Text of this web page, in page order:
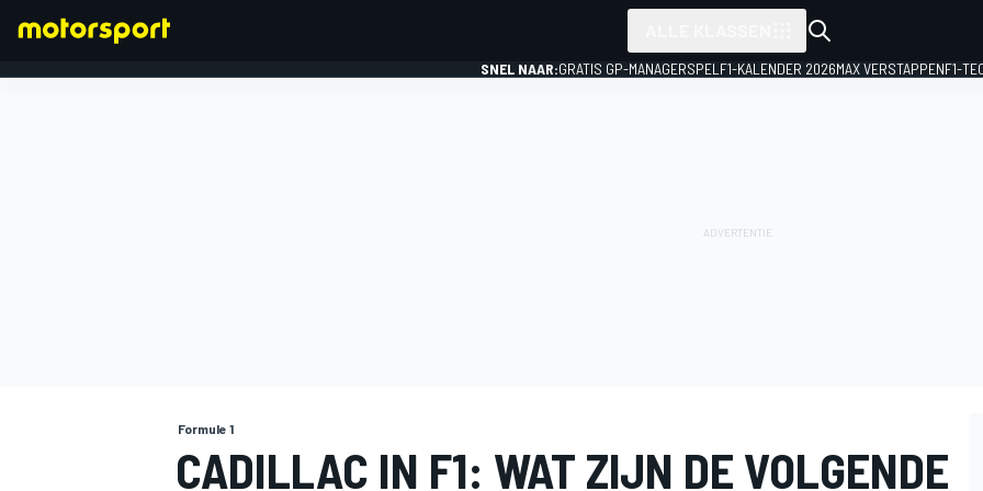
SNEL NAAR:GRATIS GP-MANAGERSPEL F1-KALENDER 2026MAX VERSTAPPENF1-
Formule 1
CADILLAC IN F1: WAT ZIJN DE VOLGENDE